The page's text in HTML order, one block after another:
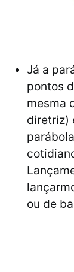
Já a
pontos
mesma
diretriz)
ou de